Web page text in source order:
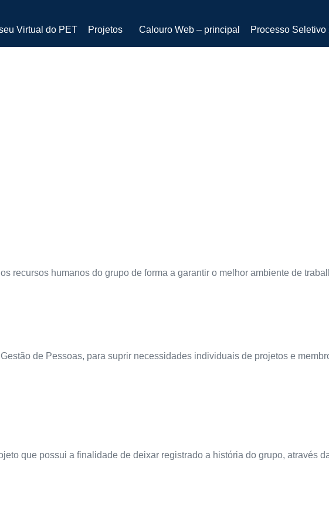
Virtual do PET Projetos Calouro Web – principal Processo Seletivo
recursos humanos do grupo de forma a garantir o melhor ambiente de
de Pessoas, para suprir necessidades individuais de projetos e
que possui a finalidade de deixar registrado a história do grupo, através